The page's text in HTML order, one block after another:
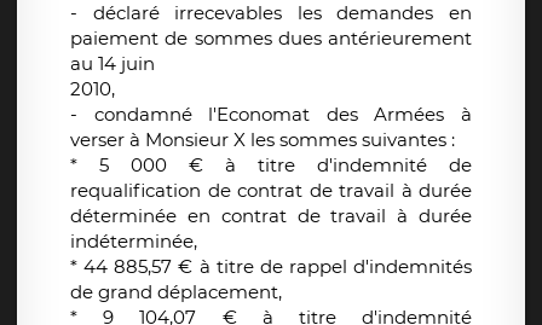
- déclaré irrecevables les demandes en
paiement de sommes dues antérieurement
au 14 juin
2010,
- condamné l'Economat des Armées à
verser à Monsieur X les sommes suivantes :
* 5 000 € à titre d'indemnité de
requalification de contrat de travail à durée
déterminée en contrat de travail à durée
indéterminée,
* 44 885,57 € à titre de rappel d'indemnités
de grand déplacement,
* 9 104,07 € à titre d'indemnité